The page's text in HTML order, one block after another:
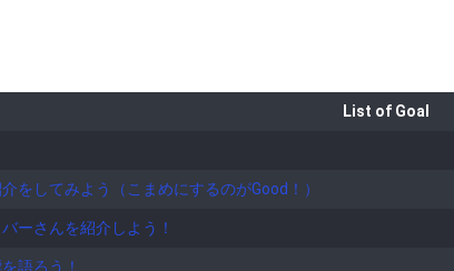
✔︎Web写真集 「TAKE A FLIGHT」発売中 books.apple.com/jp/book/
載 応援ありがとうございました😭 『プロフィール』 名
薦コメント🐭🌈 バァさん やまねこやさん ますたんさん ソラジローさん🧎 いつも応援し
していないと皆様がお時間かけてくださったキラ星のポイ
List of Goal
をしてみよう（こまめにするのがGood！）
ーさんを紹介しよう！
語ろう！